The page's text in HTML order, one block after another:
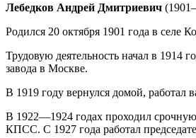
Лебедков Андрей Дмитриевич
Родился 20 октября 1901 года в селе
Трудовую деятельность начал в 1914
завода в Москве.
В 1919 году вернулся домой,
В 1922—1924 годах проходил
КПСС. С 1927 года работал